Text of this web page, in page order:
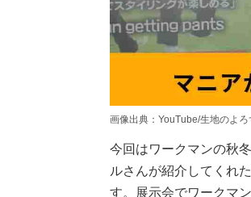
画像出典：YouTube/生地のよ
今回はワークマンの秋
ルさんが紹介してくれ
す。展示会でワークマ